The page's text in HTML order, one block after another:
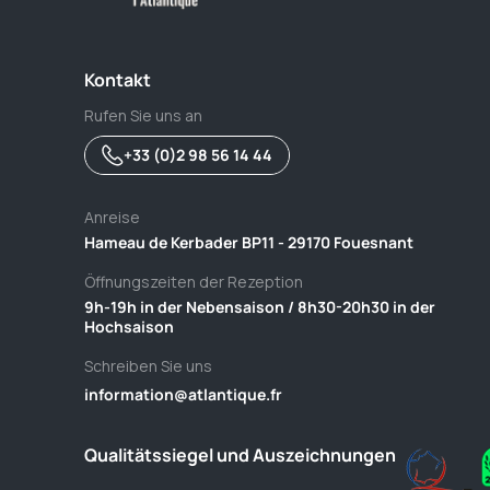
Kontakt
Rufen Sie uns an
+33 (0)2 98 56 14 44
Anreise
Hameau de Kerbader BP11 - 29170 Fouesnant
Öffnungszeiten der Rezeption
9h-19h in der Nebensaison / 8h30-20h30 in der
Hochsaison
Schreiben Sie uns
information@atlantique.fr
Qualitätssiegel und Auszeichnungen